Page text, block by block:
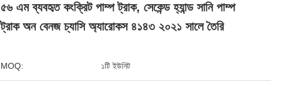
৫৬ এম ব্যবহৃত কংক্রিট পাম্প ট্রাক, সেকেন্ড হ্যান্ড সানি পাম্প
ট্রাক অন বেনজ চ্যাসি অ্যারোকস ৪১৪৩ ২০২১ সালে তৈরি
MOQ: ১টি ইউনিট